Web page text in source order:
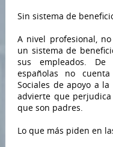
Sin sistema de
A nivel profesional,
un sistema de
sus empleados.
españolas no
Sociales de apoyo a
advierte que
que son padres.
Lo que más piden en